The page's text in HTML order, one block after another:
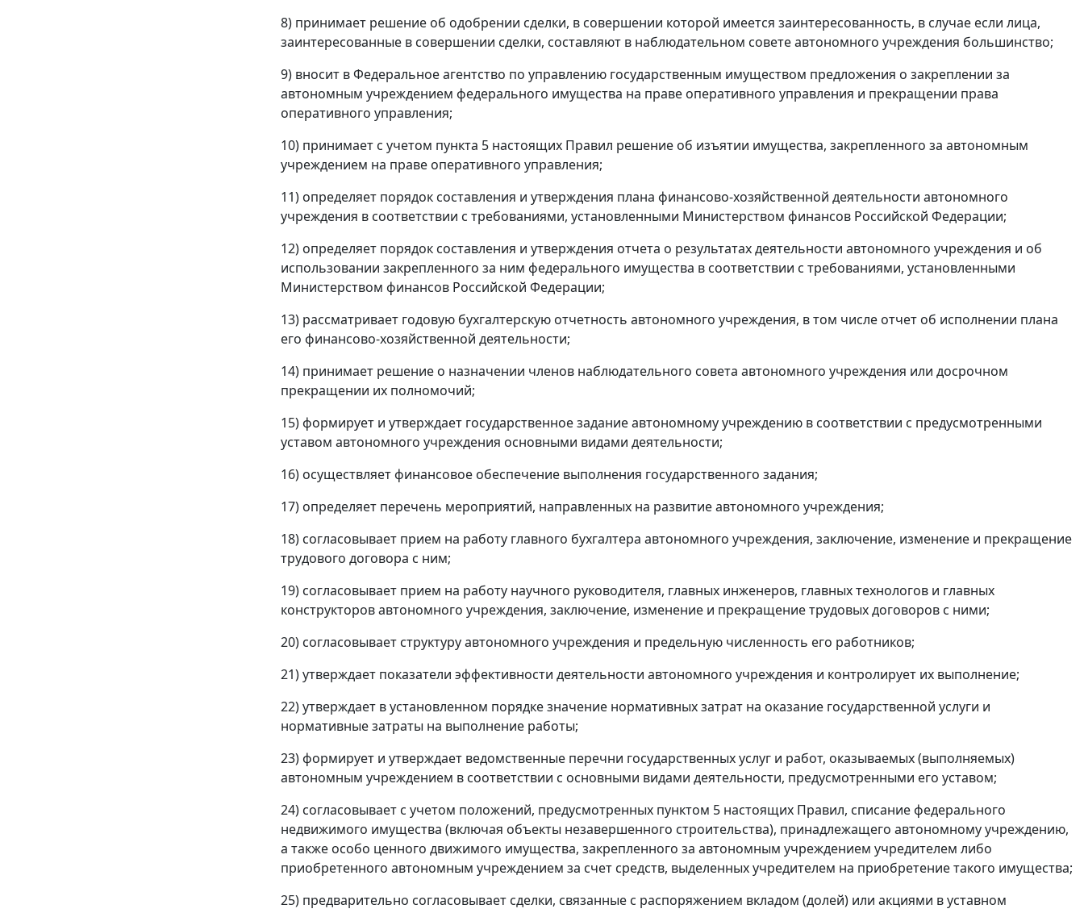
8) принимает решение об одобрении сделки, в совершении которой имеется заинтересованность, в случае если лица,
заинтересованные в совершении сделки, составляют в наблюдательном совете автономного учреждения большинство;
9) вносит в Федеральное агентство по управлению государственным имуществом предложения о закреплении за
автономным учреждением федерального имущества на праве оперативного управления и прекращении права
оперативного управления;
10) принимает с учетом пункта 5 настоящих Правил решение об изъятии имущества, закрепленного за автономным
учреждением на праве оперативного управления;
11) определяет порядок составления и утверждения плана финансово-хозяйственной деятельности автономного
учреждения в соответствии с требованиями, установленными Министерством финансов Российской Федерации;
12) определяет порядок составления и утверждения отчета о результатах деятельности автономного учреждения и об
использовании закрепленного за ним федерального имущества в соответствии с требованиями, установленными
Министерством финансов Российской Федерации;
13) рассматривает годовую бухгалтерскую отчетность автономного учреждения, в том числе отчет об исполнении плана
его финансово-хозяйственной деятельности;
14) принимает решение о назначении членов наблюдательного совета автономного учреждения или досрочном
прекращении их полномочий;
15) формирует и утверждает государственное задание автономному учреждению в соответствии с предусмотренными
уставом автономного учреждения основными видами деятельности;
16) осуществляет финансовое обеспечение выполнения государственного задания;
17) определяет перечень мероприятий, направленных на развитие автономного учреждения;
18) согласовывает прием на работу главного бухгалтера автономного учреждения, заключение, изменение и прекращение
трудового договора с ним;
19) согласовывает прием на работу научного руководителя, главных инженеров, главных технологов и главных
конструкторов автономного учреждения, заключение, изменение и прекращение трудовых договоров с ними;
20) согласовывает структуру автономного учреждения и предельную численность его работников;
21) утверждает показатели эффективности деятельности автономного учреждения и контролирует их выполнение;
22) утверждает в установленном порядке значение нормативных затрат на оказание государственной услуги и
нормативные затраты на выполнение работы;
23) формирует и утверждает ведомственные перечни государственных услуг и работ, оказываемых (выполняемых)
автономным учреждением в соответствии с основными видами деятельности, предусмотренными его уставом;
24) согласовывает с учетом положений, предусмотренных пунктом 5 настоящих Правил, списание федерального
недвижимого имущества (включая объекты незавершенного строительства), принадлежащего автономному учреждению,
а также особо ценного движимого имущества, закрепленного за автономным учреждением учредителем либо
приобретенного автономным учреждением за счет средств, выделенных учредителем на приобретение такого имущества;
25) предварительно согласовывает сделки, связанные с распоряжением вкладом (долей) или акциями в уставном